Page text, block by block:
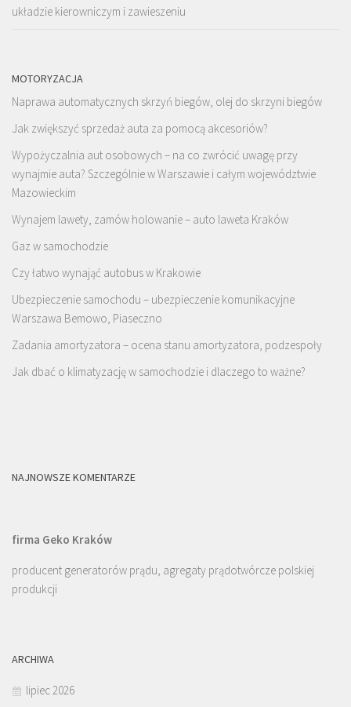
układzie kierowniczym i zawieszeniu
MOTORYZACJA
Naprawa automatycznych skrzyń biegów, olej do skrzyni biegów
Jak zwiększyć sprzedaż auta za pomocą akcesoriów?
Wypożyczalnia aut osobowych – na co zwrócić uwagę przy
wynajmie auta? Szczególnie w Warszawie i całym województwie
Mazowieckim
Wynajem lawety, zamów holowanie – auto laweta Kraków
Gaz w samochodzie
Czy łatwo wynająć autobus w Krakowie
Ubezpieczenie samochodu – ubezpieczenie komunikacyjne
Warszawa Bemowo, Piaseczno
Zadania amortyzatora – ocena stanu amortyzatora, podzespoły
Jak dbać o klimatyzację w samochodzie i dlaczego to ważne?
NAJNOWSZE KOMENTARZE
firma Geko Kraków
producent generatorów prądu, agregaty prądotwórcze polskiej
produkcji
ARCHIWA
lipiec 2026